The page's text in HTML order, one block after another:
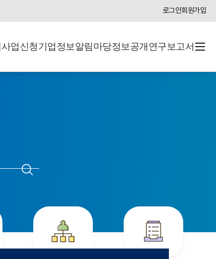
로그인회원가입
사업신청기업정보알림마당정보공개 연구보고서
검색